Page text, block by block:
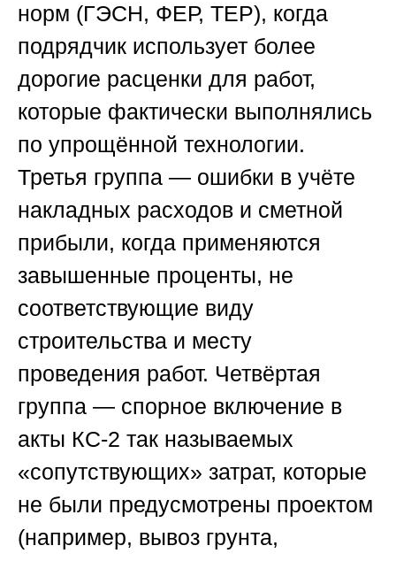
норм (ГЭСН, ФЕР, ТЕР), когда
подрядчик использует более
дорогие расценки для работ,
которые фактически выполнялись
по упрощённой технологии.
Третья группа — ошибки в учёте
накладных расходов и сметной
прибыли, когда применяются
завышенные проценты, не
соответствующие виду
строительства и месту
проведения работ. Четвёртая
группа — спорное включение в
акты КС-2 так называемых
«сопутствующих» затрат, которые
не были предусмотрены проектом
(например, вывоз грунта,